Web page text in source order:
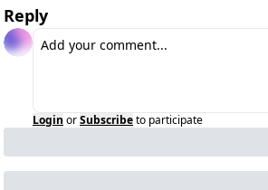
Reply
Login orSubscribeto participate